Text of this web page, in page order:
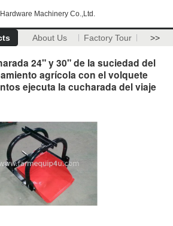
Machinery Co.,Ltd.
About Us Factory Tour >>
24" y 30" de la suciedad del
agrícola con el volquete
ejecuta la cucharada del viaje